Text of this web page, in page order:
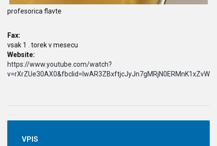
profesorica flavte
Fax:
vsak 1 . torek v mesecu
Website:
https://www.youtube.com/watch?
VPIS